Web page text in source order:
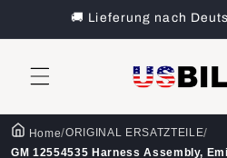
Inhalt
🚚 Lieferung nach
Home/ORIGINAL ERSATZTEILE/
GM 12554535 Harness Assembly,